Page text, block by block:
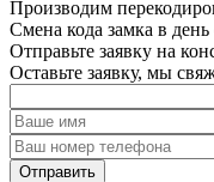
Производим
Смена кода замка в
Отправьте заявку на
Оставьте заявку, мы